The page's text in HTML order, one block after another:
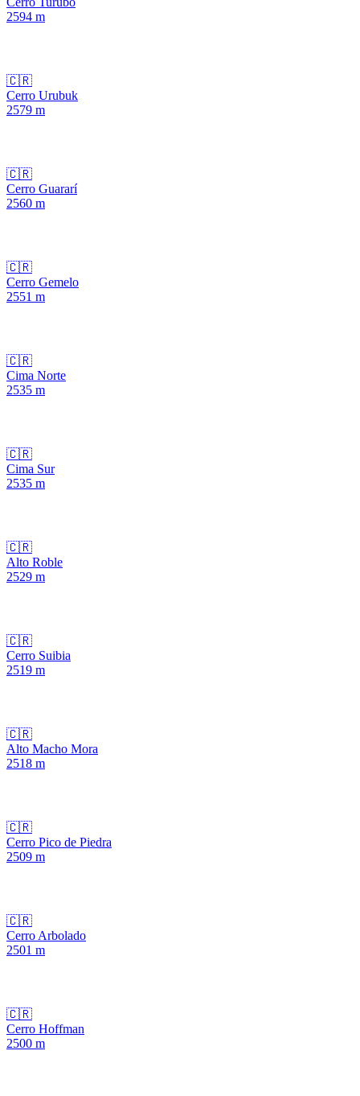
2594 m
🇨🇷
Cerro Urubuk
2579 m
🇨🇷
Cerro Guararí
2560 m
🇨🇷
Cerro Gemelo
2551 m
🇨🇷
Cima Norte
2535 m
🇨🇷
Cima Sur
2535 m
🇨🇷
Alto Roble
2529 m
🇨🇷
Cerro Suibia
2519 m
🇨🇷
Alto Macho Mora
2518 m
🇨🇷
Cerro Pico de Piedra
2509 m
🇨🇷
Cerro Arbolado
2501 m
🇨🇷
Cerro Hoffman
2500 m